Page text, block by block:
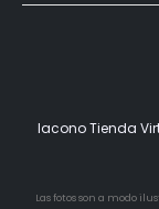
Iacono Tienda
Las fotos son a modo